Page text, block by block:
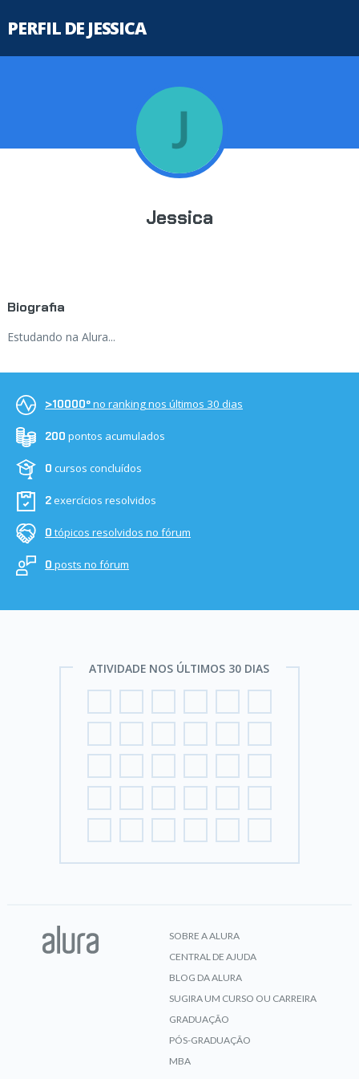
PERFIL DE JESSICA
Jessica
Biografia
Estudando na Alura...
>10000ºno ranking nos últimos 30 dias
200 pontos acumulados
0 cursos concluídos
2exercícios resolvidos
0 tópicos resolvidos no fórum
0 posts no fórum
ATIVIDADE NOS ÚLTIMOS 30 DIAS
SOBRE A ALURA
CENTRAL DE AJUDA
BLOG DA ALURA
SUGIRA UM CURSO OU CARREIRA
GRADUAÇÃO
PÓS-GRADUAÇÃO
MBA